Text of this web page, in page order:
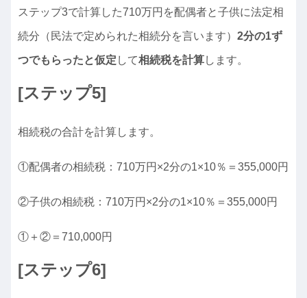
ステップ3で計算した710万円を配偶者と子供に法定相
続分（民法で定められた相続分を言います） 2分の1ず
つでもらったと仮定 して相続税を計算します。
[ステップ5]
相続税の合計を計算します。
①配偶者の相続税：710万円×2分の1×10％＝355,000円
②子供の相続税：710万円×2分の1×10％＝355,000円
①＋②＝710,000円
[ステップ6]